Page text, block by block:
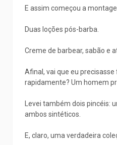
E assim começou a
Duas loções pós-barba.
Creme de barbear, sabão e
Afinal, vai que eu
rapidamente? Um homem
Levei também dois pincéis:
ambos sintéticos.
E, claro, uma verdadeira